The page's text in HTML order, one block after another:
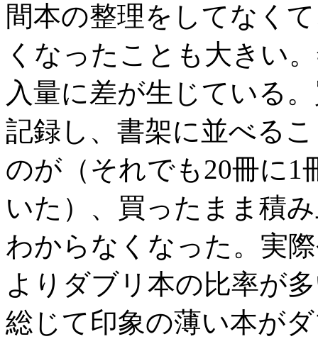
間本の整理をしてなく
くなったことも大きい
入量に差が生じている
記録し、書架に並べる
のが（それでも20冊に1
いた）、買ったまま積
わからなくなった。実
よりダブリ本の比率が
総じて印象の薄い本が